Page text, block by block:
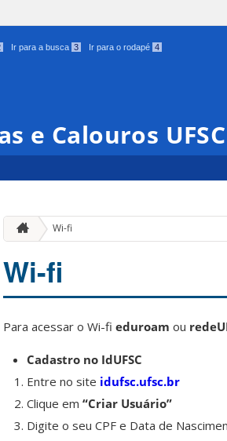
Ir para a busca 3 Ir para o rodapé 4
e Calouros UFSC
Wi-fi
Wi-fi
Para acessar o Wi-fi eduroam ou
Cadastro no IdUFSC
Entre no site idufsc.ufsc.br
Clique em “Criar Usuário”
Digite o seu CPF e Data de